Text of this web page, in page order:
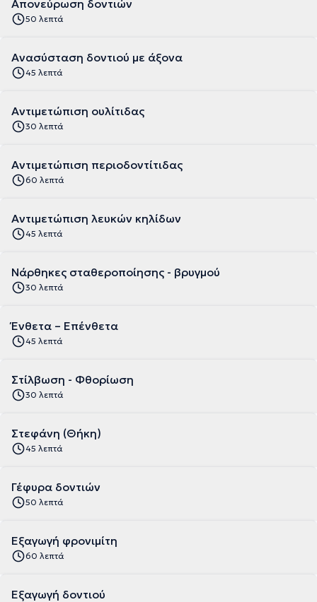
Απονεύρωση δοντιών
50 λεπτά
Ανασύσταση δοντιού με άξονα
45 λεπτά
Αντιμετώπιση ουλίτιδας
30 λεπτά
Αντιμετώπιση περιοδοντίτιδας
60 λεπτά
Aντιμετώπιση λευκών κηλίδων
45 λεπτά
Νάρθηκες σταθεροποίησης - βρυγμού
30 λεπτά
Ένθετα – Επένθετα
45 λεπτά
Στίλβωση - Φθορίωση
30 λεπτά
Στεφάνη (Θήκη)
45 λεπτά
Γέφυρα δοντιών
50 λεπτά
Εξαγωγή φρονιμίτη
60 λεπτά
Εξαγωγή δοντιού